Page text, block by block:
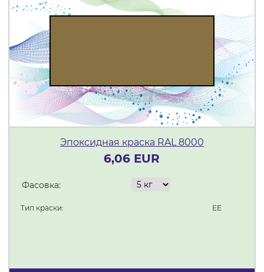
Эпоксидная краска RAL 8000
6,06 EUR
Фасовка:
Тип краски: ЕЕ